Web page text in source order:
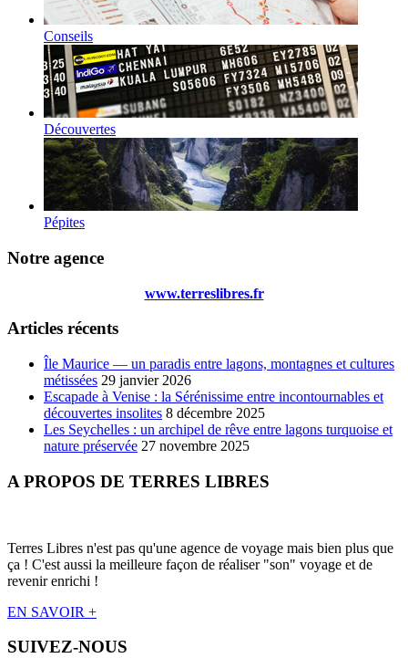
Conseils
Découvertes
Pépites
Notre agence
www.terreslibres.fr
Articles récents
Île Maurice — un paradis entre lagons, montagnes et cultures
métissées 29 janvier 2026
Escapade à Venise : la Sérénissime entre incontournables et
découvertes insolites 8 décembre 2025
Les Seychelles : un archipel de rêve entre lagons turquoise et
nature préservée 27 novembre 2025
A PROPOS DE TERRES LIBRES
Terres Libres n'est pas qu'une agence de voyage mais bien plus que
ça ! C'est aussi la meilleure façon de réaliser "son" voyage et de
revenir enrichi !
EN SAVOIR +
SUIVEZ-NOUS